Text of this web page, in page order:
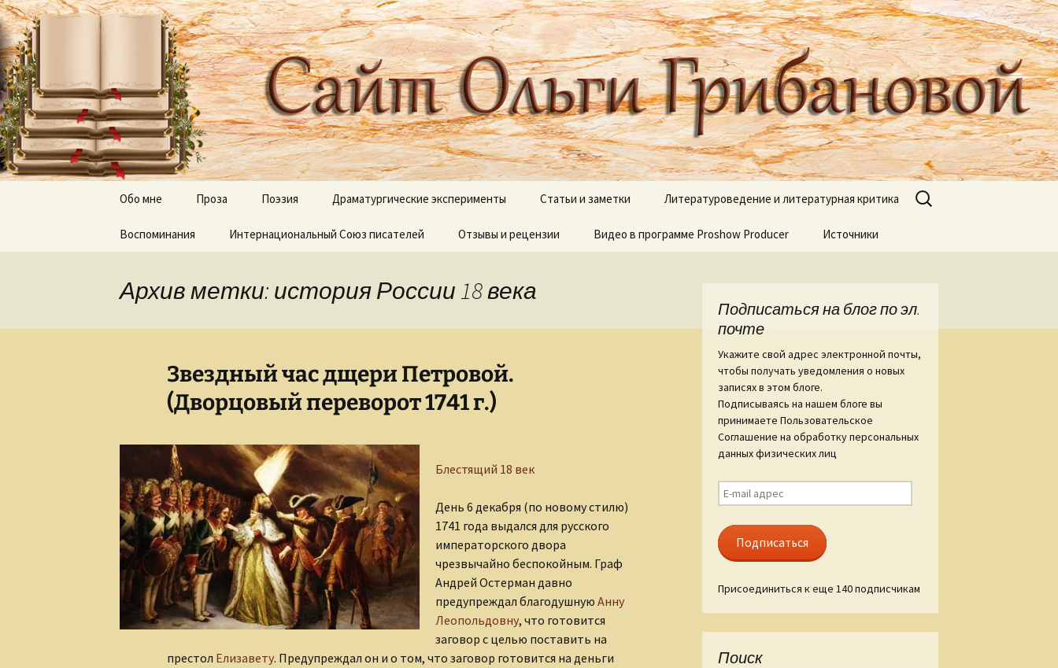
Перейти
к
содержимому
Сайт Ольги Грибановой
Творческое пространство писателя, поэта, публициста, литературоведа Ольги Грибановой
Обо мне Проза
Дерево апостола Луки
Сказки для взрослых
детей
Поэзия
Отражения, тени и сны
Драматургические эксперименты Статьи и заметки
Блестящий XVIII век
Кино и его звезды
Легенды о чудовищах
изобразительного
искусства
Мир Древнего Египта
Литературоведение и литературная критика
В дебрях книжных
Псалмы Веры Горт
Палитра нашей речи
По следам «Слова о
полку Игореве»
Слагаемые стиха
Воспоминания Интернациональный Союз писателей Отзывы и рецензии Видео в программе Proshow Producer Источники
Найти:
Архив метки: история России 18 века
Звездный час дщери Петровой.
(Дворцовый переворот 1741 г.)
Блестящий 18 век
День 6 декабря (по новому стилю)
1741 года выдался для русского
императорского двора
чрезвычайно беспокойным. Граф
Андрей Остерман давно
предупреждал благодушную Анну
Леопольдовну, что готовится
заговор с целью поставить на
престол Елизавету. Предупреждал он и о том, что заговор готовится на деньги
Подписаться на блог по эл.
почте
Укажите свой адрес электронной почты,
чтобы получать уведомления о новых
записях в этом блоге.
Подписываясь на нашем блоге вы
принимаете Пользовательское
Соглашение на обработку персональных
данных физических лиц
E-
mail
Подписаться
Присоединиться к еще 140 подписчикам
Поиск